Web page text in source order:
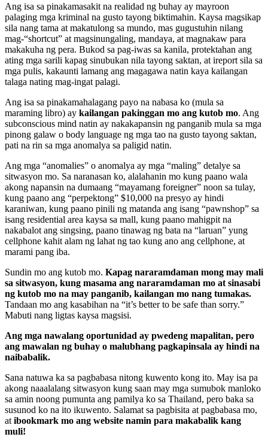
Ang isa sa pinakamasakit na realidad ng buhay ay mayroon
palaging mga kriminal na gusto tayong biktimahin. Kaysa magsikap
sila nang tama at makatulong sa mundo, mas gugustuhin nilang
mag-“shortcut” at magsinungaling, mandaya, at magnakaw para
makakuha ng pera. Bukod sa pag-iwas sa kanila, protektahan ang
ating mga sarili kapag sinubukan nila tayong saktan, at ireport sila sa
mga pulis, kakaunti lamang ang magagawa natin kaya kailangan
talaga nating mag-ingat palagi.
Ang isa sa pinakamahalagang payo na nabasa ko (mula sa
maraming libro) ay kailangan pakinggan mo ang kutob mo. Ang
subconscious mind natin ay nakakapansin ng panganib mula sa mga
pinong galaw o body language ng mga tao na gusto tayong saktan,
pati na rin sa mga anomalya sa paligid natin.
Ang mga “anomalies” o anomalya ay mga “maling” detalye sa
sitwasyon mo. Sa naranasan ko, alalahanin mo kung paano wala
akong napansin na dumaang “mayamang foreigner” noon sa tulay,
kung paano ang “perpektong” $10,000 na presyo ay hindi
karaniwan, kung paano pinili ng matanda ang isang “pawnshop” sa
isang residential area kaysa sa mall, kung paano mahigpit na
nakabalot ang singsing, paano tinawag ng bata na “laruan” yung
cellphone kahit alam ng lahat ng tao kung ano ang cellphone, at
marami pang iba.
Sundin mo ang kutob mo. Kapag nararamdaman mong may mali
sa sitwasyon, kung masama ang nararamdaman mo at sinasabi
ng kutob mo na may panganib, kailangan mo nang tumakas.
Tandaan mo ang kasabihan na “it’s better to be safe than sorry.”
Mabuti nang ligtas kaysa magsisi.
Ang mga nawalang oportunidad ay pwedeng mapalitan, pero
ang mawalan ng buhay o malubhang pagkapinsala ay hindi na
naibabalik.
Sana natuwa ka sa pagbabasa nitong kuwento kong ito. May isa pa
akong naaalalang sitwasyon kung saan may mga sumubok manloko
sa amin noong pumunta ang pamilya ko sa Thailand, pero baka sa
susunod ko na ito ikuwento. Salamat sa pagbisita at pagbabasa mo,
at ibookmark mo ang website namin para makabalik kang
muli!